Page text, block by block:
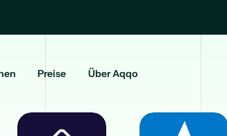
Preise Über Aqqo